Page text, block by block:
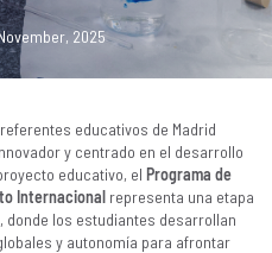
2025
educativos de Madrid
y centrado en el desarrollo
educativo, el Programa de
Internacional representa una etapa
donde los estudiantes desarrollan
y autonomía para afrontar